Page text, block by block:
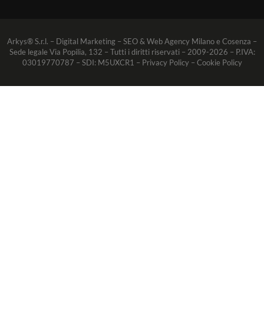
Arkys® S.r.l. – Digital Marketing – SEO & Web Agency Milano e Cosenza –
Sede legale Via Popilia, 132 – Tutti i diritti riservati – 2009-2026 – P.IVA:
03019770787 – SDI: M5UXCR1 – Privacy Policy– Cookie Policy